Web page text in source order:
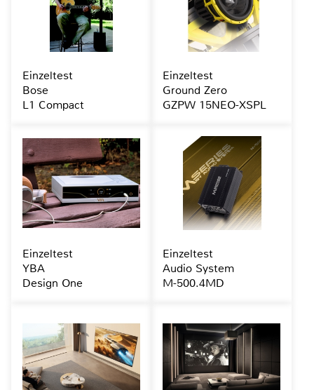
Einzeltest
Bose
L1 Compact
Einzeltest
Ground Zero
GZPW 15NEO-XSPL
Einzeltest
YBA
Design One
Einzeltest
Audio System
M-500.4MD